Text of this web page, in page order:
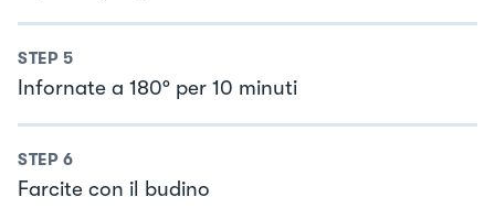
STEP 5
Infornate a 180° per 10 minuti
STEP 6
Farcite con il budino